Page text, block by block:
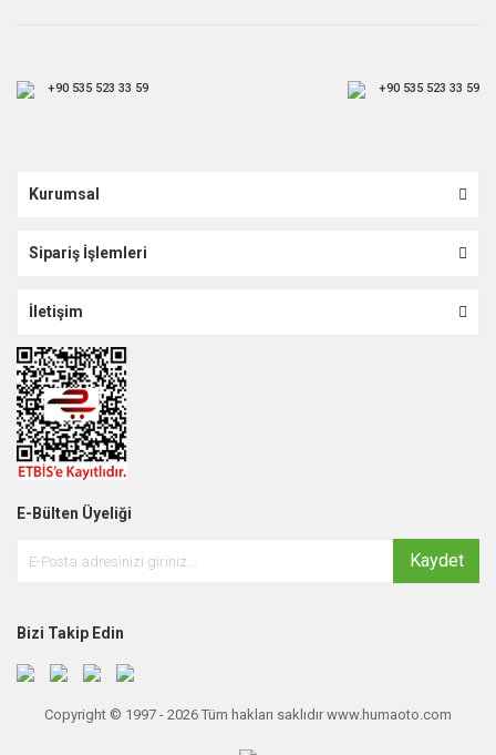
+90 535 523 33 59 +90 535 523 33 59
Kurumsal
Sipariş İşlemleri
İletişim
E-Bülten Üyeliği
Kaydet
Bizi Takip Edin
Copyright © 1997 - 2026 Tüm hakları saklıdır www.humaoto.com